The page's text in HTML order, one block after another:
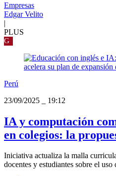
Empresas
Edgar Velito
|
PLUS
G
Perú
23/09/2025
19:12
IA y computación
en colegios: la
Iniciativa actualiza la malla
docentes y estudiantes sobre el